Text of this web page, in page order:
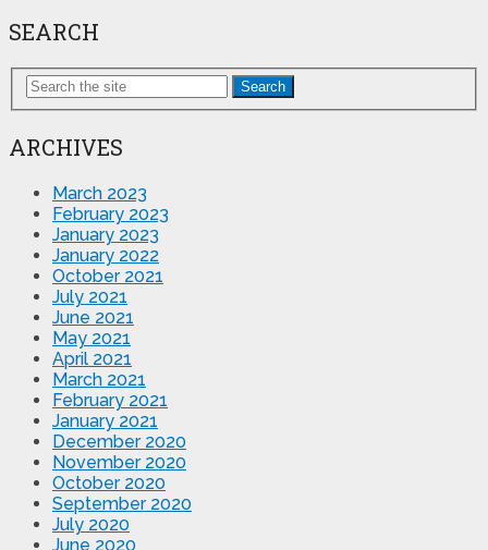
SEARCH
Search
ARCHIVES
March 2023
February 2023
January 2023
January 2022
October 2021
July 2021
June 2021
May 2021
April 2021
March 2021
February 2021
January 2021
December 2020
November 2020
October 2020
September 2020
July 2020
June 2020